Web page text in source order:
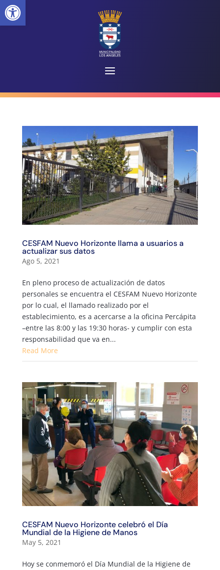
CESFAM Nuevo Horizonte llama a usuarios a
actualizar sus datos
Ago 5, 2021
En pleno proceso de actualización de datos
personales se encuentra el CESFAM Nuevo Horizonte
por lo cual, el llamado realizado por el
establecimiento, es a acercarse a la oficina Percápita
–entre las 8:00 y las 19:30 horas- y cumplir con esta
responsabilidad que va en...
Read More
CESFAM Nuevo Horizonte celebró el Día
Mundial de la Higiene de Manos
May 5, 2021
Hoy se conmemoró el Día Mundial de la Higiene de